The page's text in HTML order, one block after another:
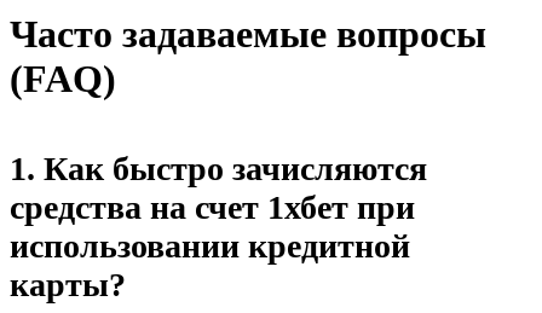
Часто задаваемые вопросы
(FAQ)
1. Как быстро зачисляются
средства на счет 1хбет при
использовании кредитной
карты?